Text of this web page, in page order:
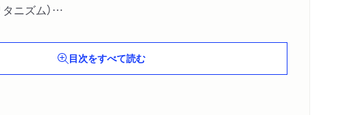
ニズム）
ュニティ）
目次をすべて読む